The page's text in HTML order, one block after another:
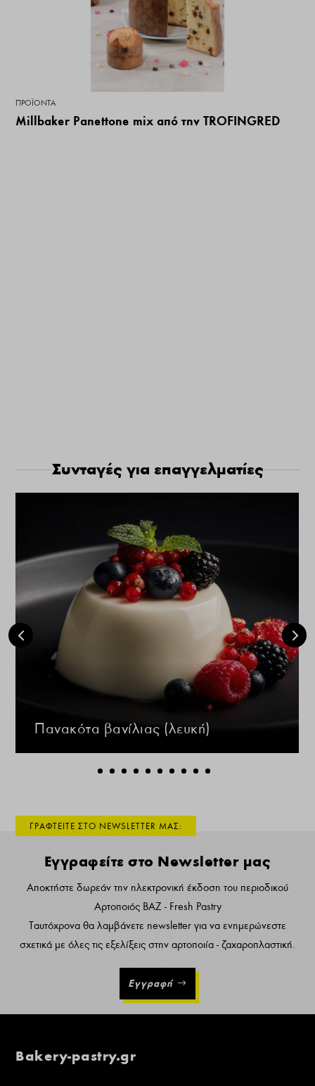
ΠΡΟΪΌΝΤΑ
Millbaker Panettone mix από την TROFINGRED
Συνταγές για επαγγελματίες
Πανακότα βανίλιας (λευκή)
ΓΡΑΦΤΕΙΤΕ ΣΤΟ NEWSLETTER ΜΑΣ:
Εγγραφείτε στο Newsletter μας
Αποκτήστε δωρεάν την ηλεκτρονική έκδοση του περιοδικού
Αρτοποιός ΒΑΖ - Fresh Pastry
Ταυτόχρονα θα λαμβάνετε newsletter για να ενημερώνεστε
σχετικά με όλες τις εξελίξεις στην αρτοποιία - ζαχαροπλαστική.
Εγγραφή
Bakery-pastry.gr